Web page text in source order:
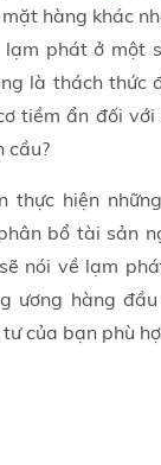
hàng khác
phát ở một
là thách thức
tiềm ẩn đối
cầu?
thực hiện
bổ tài sản
nói về lạm
ương hàng
của bạn phù